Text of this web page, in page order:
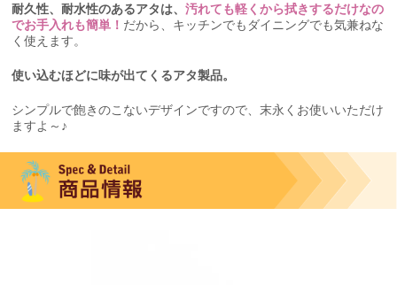
耐久性、耐水性のあるアタは、汚れても軽くから拭きするだけなの
でお手入れも簡単！ だから、キッチンでもダイニングでも気兼ねな
く使えます。
使い込むほどに味が出てくるアタ製品。
シンプルで飽きのこないデザインですので、末永くお使いいただけ
ますよ～♪